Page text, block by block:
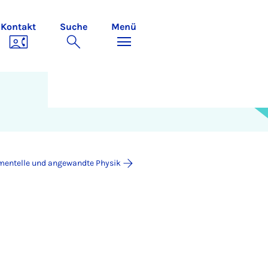
Kontakt Suche Menü
und angewandte Physik